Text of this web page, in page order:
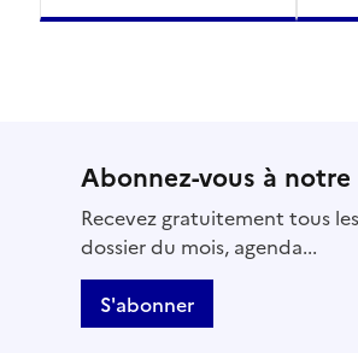
Abonnez-vous à
Recevez gratuitement tous
dossier du mois, agenda...
S'abonner